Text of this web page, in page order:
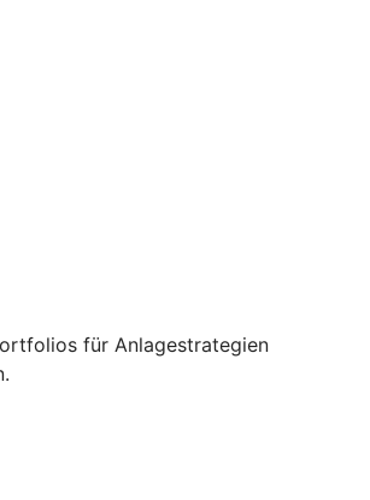
für Anlagestrategien